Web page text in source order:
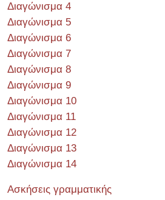
Διαγώνισμα 4
Διαγώνισμα 5
Διαγώνισμα 6
Διαγώνισμα 7
Διαγώνισμα 8
Διαγώνισμα 9
Διαγώνισμα 10
Διαγώνισμα 11
Διαγώνισμα 12
Διαγώνισμα 13
Διαγώνισμα 14
Ασκήσεις γραμματικής